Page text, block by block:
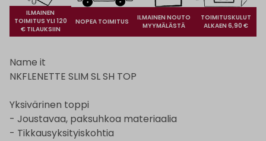
ILMAINEN
TOIMITUS YLI 120
€ TILAUKSIIN
NOPEA TOIMITUS
ILMAINEN NOUTO
MYYMÄLÄSTÄ
TOIMITUSKULUT
ALKAEN 6,90 €
Name it
NKFLENETTE SLIM SL SH TOP
Yksivärinen toppi
- Joustavaa, paksuhkoa materiaalia
- Tikkausyksityiskohtia